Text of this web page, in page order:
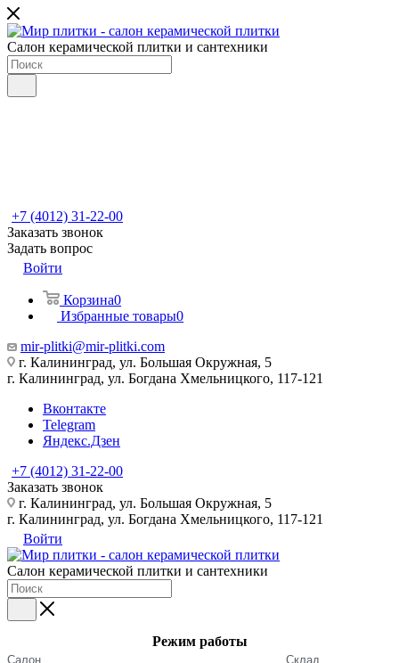
Салон керамической плитки и сантехники
+7 (4012) 31-22-00
Заказать звонок
Задать вопрос
Войти
Корзина0
Избранные товары0
mir-plitki@mir-plitki.com
г. Калининград, ул. Большая Окружная, 5
г. Калининград, ул. Богдана Хмельницкого, 117-121
Вконтакте
Telegram
Яндекс.Дзен
+7 (4012) 31-22-00
Заказать звонок
г. Калининград, ул. Большая Окружная, 5
г. Калининград, ул. Богдана Хмельницкого, 117-121
Войти
Салон керамической плитки и сантехники
Режим работы
Салон Склад